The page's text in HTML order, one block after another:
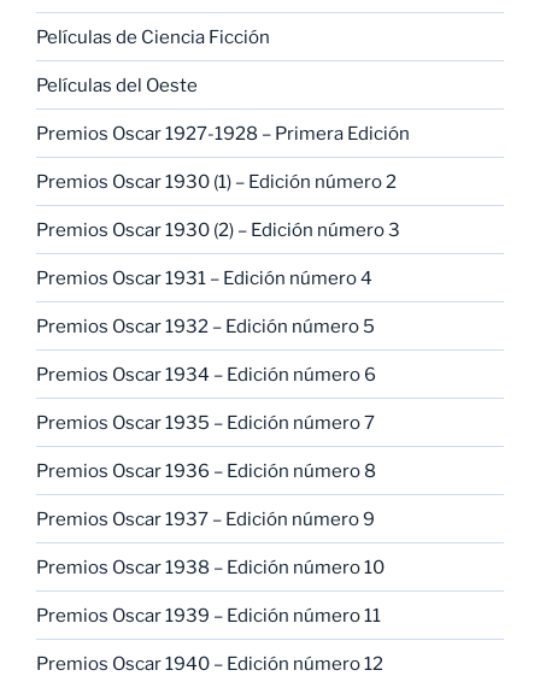
Películas de Ciencia Ficción
Películas del Oeste
Premios Oscar 1927-1928 – Primera Edición
Premios Oscar 1930 (1) – Edición número 2
Premios Oscar 1930 (2) – Edición número 3
Premios Oscar 1931 – Edición número 4
Premios Oscar 1932 – Edición número 5
Premios Oscar 1934 – Edición número 6
Premios Oscar 1935 – Edición número 7
Premios Oscar 1936 – Edición número 8
Premios Oscar 1937 – Edición número 9
Premios Oscar 1938 – Edición número 10
Premios Oscar 1939 – Edición número 11
Premios Oscar 1940 – Edición número 12